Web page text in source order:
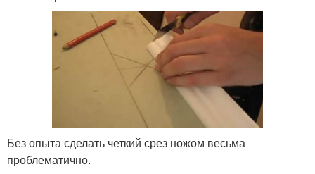
Без опыта сделать четкий срез ножом весьма
проблематично.